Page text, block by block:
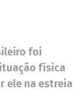
foi
física
ele na estreia